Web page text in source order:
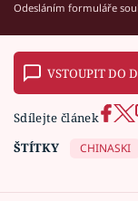
Odesláním formuláře
VSTOUPIT DO
Sdílejte článek
ŠTÍTKY
CHINASKI